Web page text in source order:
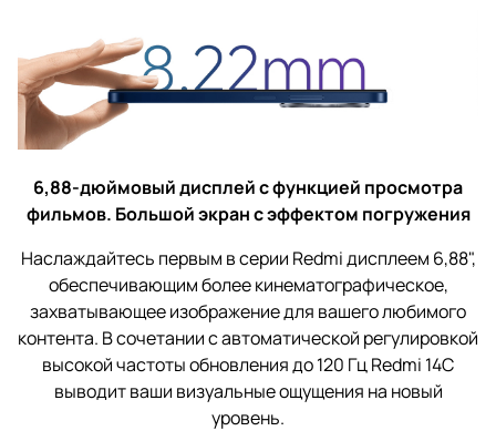
6,88-дюймовый дисплей с функцией просмотра
фильмов. Большой экран с эффектом погружения
Наслаждайтесь первым в серии Redmi дисплеем 6,88",
обеспечивающим более кинематографическое,
захватывающее изображение для вашего любимого
контента. В сочетании с автоматической регулировкой
высокой частоты обновления до 120 Гц Redmi 14C
выводит ваши визуальные ощущения на новый
уровень.